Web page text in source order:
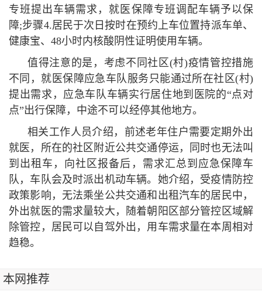
专班提出车辆需求，就医保障专班调配车辆予以保
障;步骤4.居民于次日按时在预约上车位置持派车单、
健康宝、48小时内核酸阴性证明使用车辆。
值得注意的是，考虑不同社区(村)疫情管控措施
不同，就医保障应急车队服务只能通过所在社区(村)
提出需求，应急车队车辆实行居住地到医院的“点对
点”出行保障，中途不可以经停其他地方。
相关工作人员介绍，前述老年住户需要定期外出
就医，所在的社区附近公共交通停运，同时也无法叫
到出租车，向社区报备后，需求汇总到应急保障车
队，车队会及时派出机动车辆。她介绍，受疫情防控
政策影响，无法乘坐公共交通和出租汽车的居民中，
外出就医的需求量较大，随着朝阳区部分管控区域解
除管控，居民可以自驾外出，用车需求量在本周相对
趋稳。
本网推荐